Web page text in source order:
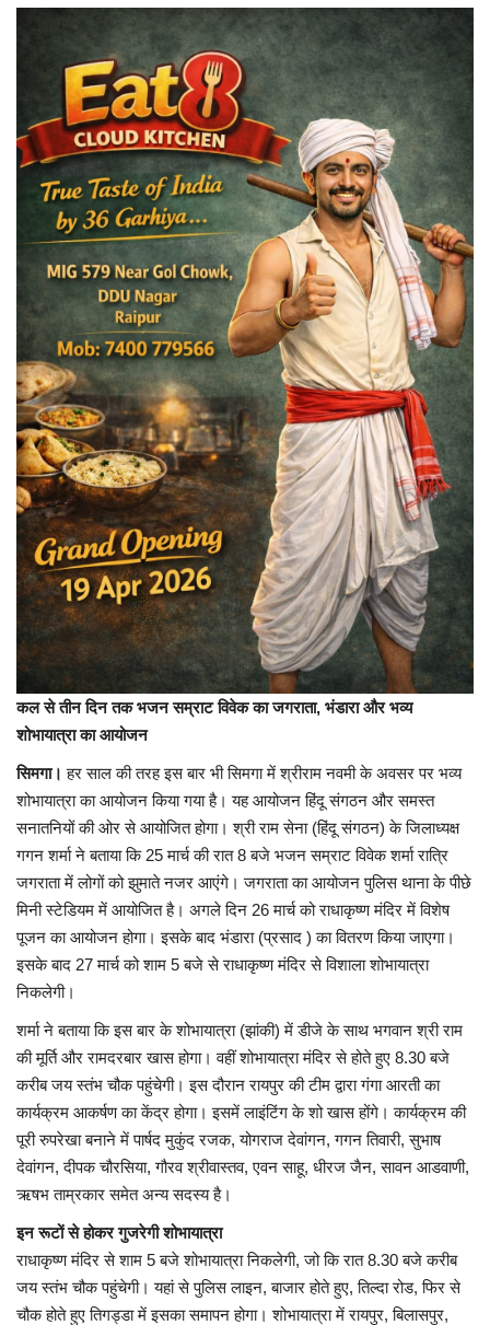
मनोरंजन
ज्ञान विज्ञान
करिअर
लाइफ स्टाइल
Gallery
Language
English हिंदी
कल से तीन दिन तक भजन सम्राट विवेक का जगराता, भंडारा और भव्य
शोभायात्रा का आयोजन
सिमगा। हर साल की तरह इस बार भी सिमगा में श्रीराम नवमी के अवसर पर भव्य
शोभायात्रा का आयोजन किया गया है। यह आयोजन हिंदू संगठन और समस्त
सनातनियों की ओर से आयोजित होगा। श्री राम सेना (हिंदू संगठन) के जिलाध्यक्ष
गगन शर्मा ने बताया कि 25 मार्च की रात 8 बजे भजन सम्राट विवेक शर्मा रात्रि
जगराता में लोगों को झुमाते नजर आएंगे। जगराता का आयोजन पुलिस थाना के ​पीछे
मिनी स्टेडियम में आयोजित है। अगले दिन 26 मार्च को राधाकृष्ण मंदिर में विशेष
पूजन का आयोजन होगा। ​इसके बाद भंडारा (प्रसाद ) का वितरण किया जाएगा।
इसके बाद 27 मार्च को शाम 5 बजे से राधाकृष्ण मंदिर से विशाला शोभायात्रा
निकलेगी।
शर्मा ने बताया कि इस बार के शोभायात्रा (झांकी) में डीजे के साथ भगवान श्री राम
की मूर्ति और रामदरबार खास होगा। वहीं शोभायात्रा मंदिर से होते हुए 8.30 बजे
करीब जय स्तंभ चौक पहुंचेगी। इस दौरान रायपुर की टीम द्वारा गंगा आरती का
कार्यक्रम आकर्षण का केंद्र होगा। इसमें लाइंटिंग के शो खास होंगे। कार्यक्रम की
पूरी रुपरेखा बनाने में पार्षद मुकुंद रजक, योगराज देवांगन, गगन तिवारी, सुभाष
देवांगन, दीपक चौरसिया, गौरव श्रीवास्तव, एवन साहू, धीरज जैन, सावन आडवाणी,
ऋषभ ताम्रकार समेत अन्य सदस्य है।
इन रूटों से होकर गुजरेगी शोभायात्रा
राधाकृष्ण मंदिर से शाम 5 बजे शोभायात्रा निकलेगी, जो कि रात 8.30 बजे करीब
जय स्तंभ चौक पहुंचेगी। यहां से पुलिस लाइन, बाजार होते हुए, तिल्दा रोड, फिर से
चौक होते हुए तिगड्डा में इसका समापन होगा। शोभायात्रा में रायपुर, बिलासपुर,